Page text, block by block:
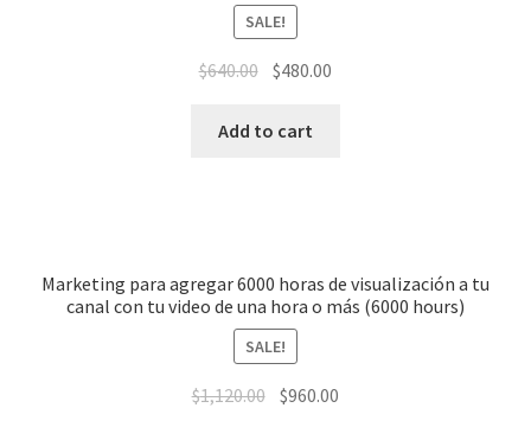
SALE!
$640.00 $480.00
Add to cart
Marketing para agregar 6000 horas de visualización a tu
canal con tu video de una hora o más (6000 hours)
SALE!
$1,120.00 $960.00